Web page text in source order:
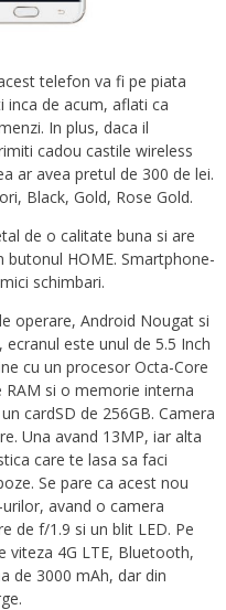
telefon va fi pe piata
inca de acum, aflati ca
In plus, daca il
cadou castile wireless
ar avea pretul de 300 de lei.
Black, Gold, Rose Gold.
de o calitate buna si are
HOME. Smartphone-
schimbari.
operare, Android Nougat si
este unul de 5.5 Inch
cu un procesor Octa-Core
RAM si o memorie interna
cardSD de 256GB. Camera
Una avand 13MP, iar alta
care te lasa sa faci
Se pare ca acest nou
avand o camera
de f/1.9 si un blit LED. Pe
viteza 4G LTE, Bluetooth,
de 3000 mAh, dar din